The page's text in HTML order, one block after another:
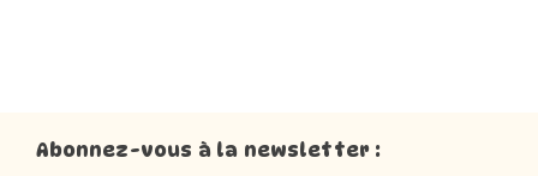
Abonnez-vous à la newsletter :